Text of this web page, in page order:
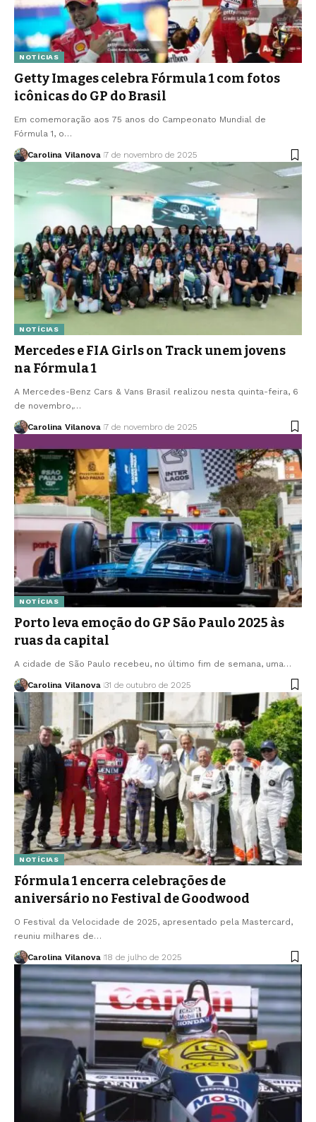
NOTÍCIAS
Getty Images celebra Fórmula 1 com fotos
icônicas do GP do Brasil
Em comemoração aos 75 anos do Campeonato Mundial de
Fórmula 1, o…
Carolina Vilanova 7 de novembro de 2025
NOTÍCIAS
Mercedes e FIA Girls on Track unem jovens
na Fórmula 1
A Mercedes-Benz Cars & Vans Brasil realizou nesta quinta-feira, 6
de novembro,…
Carolina Vilanova 7 de novembro de 2025
NOTÍCIAS
Porto leva emoção do GP São Paulo 2025 às
ruas da capital
A cidade de São Paulo recebeu, no último fim de semana, uma…
Carolina Vilanova 31 de outubro de 2025
NOTÍCIAS
Fórmula 1 encerra celebrações de
aniversário no Festival de Goodwood
O Festival da Velocidade de 2025, apresentado pela Mastercard,
reuniu milhares de…
Carolina Vilanova 18 de julho de 2025